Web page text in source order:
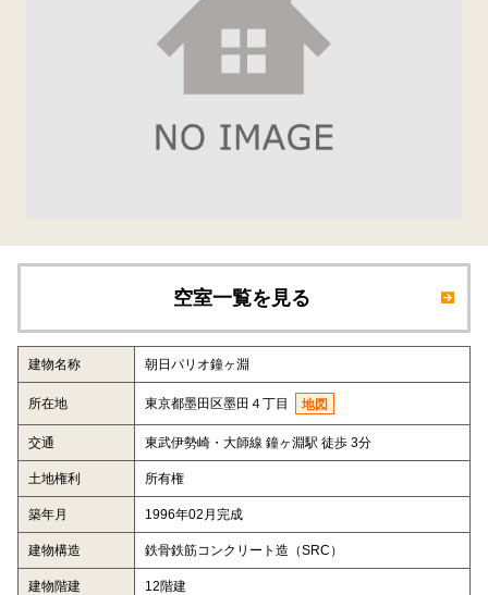
空室一覧を見る
建物名称 朝日パリオ鐘ヶ淵
所在地 東京都墨田区墨田４丁目 地図
交通 東武伊勢崎・大師線 鐘ヶ淵駅 徒歩 3分
土地権利 所有権
築年月 1996年02月完成
建物構造 鉄骨鉄筋コンクリート造（SRC）
建物階建 12階建